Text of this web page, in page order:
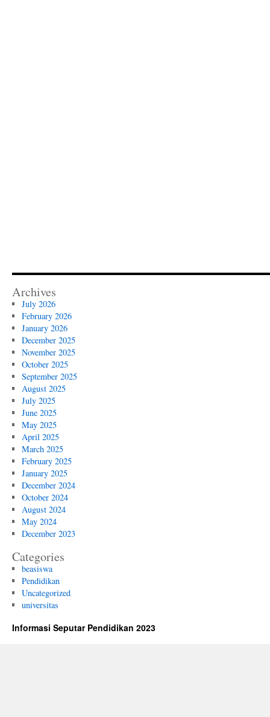
Archives
July 2026
February 2026
January 2026
December 2025
November 2025
October 2025
September 2025
August 2025
July 2025
June 2025
May 2025
April 2025
March 2025
February 2025
January 2025
December 2024
October 2024
August 2024
May 2024
December 2023
Categories
beasiswa
Pendidikan
Uncategorized
universitas
Informasi Seputar Pendidikan 2023